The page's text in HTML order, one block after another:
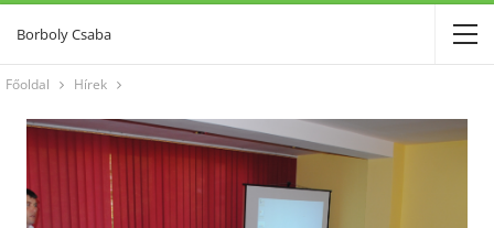
Borboly Csaba
Főoldal Hírek